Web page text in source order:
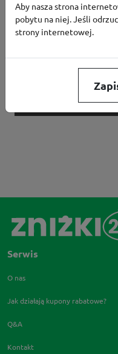
BORN2BE
ZNAK
Serwis
O nas
Jak działają kupony rabatowe?
Q&A
Kontakt
Aby nasza strona
pobytu na niej. Jeśli
strony internetowej.